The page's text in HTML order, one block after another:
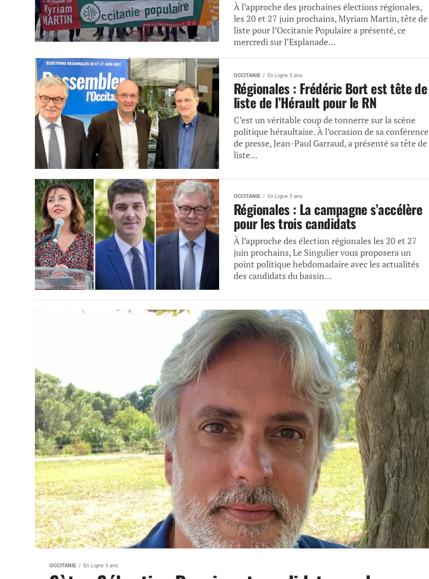
À l’approche des prochaines élections régionales,
les 20 et 27 juin prochains, Myriam Martin, tête de
liste pour l’Occitanie Populaire a présenté, ce
mercredi sur l’Esplanade...
OCCITANIE En Ligne 5 ans
Régionales : Frédéric Bort est tête de
liste de l’Hérault pour le RN
C’est un véritable coup de tonnerre sur la scène
politique héraultaise. À l’occasion de sa conférence
de presse, Jean-Paul Garraud, a présenté sa tête de
liste...
OCCITANIE En Ligne 5 ans
Régionales : La campagne s’accélère
pour les trois candidats
À l’approche des élection régionales les 20 et 27
juin prochains, Le Singulier vous proposera un
point politique hebdomadaire avec les actualités
des candidats du bassin...
OCCITANIE En Ligne 5 ans